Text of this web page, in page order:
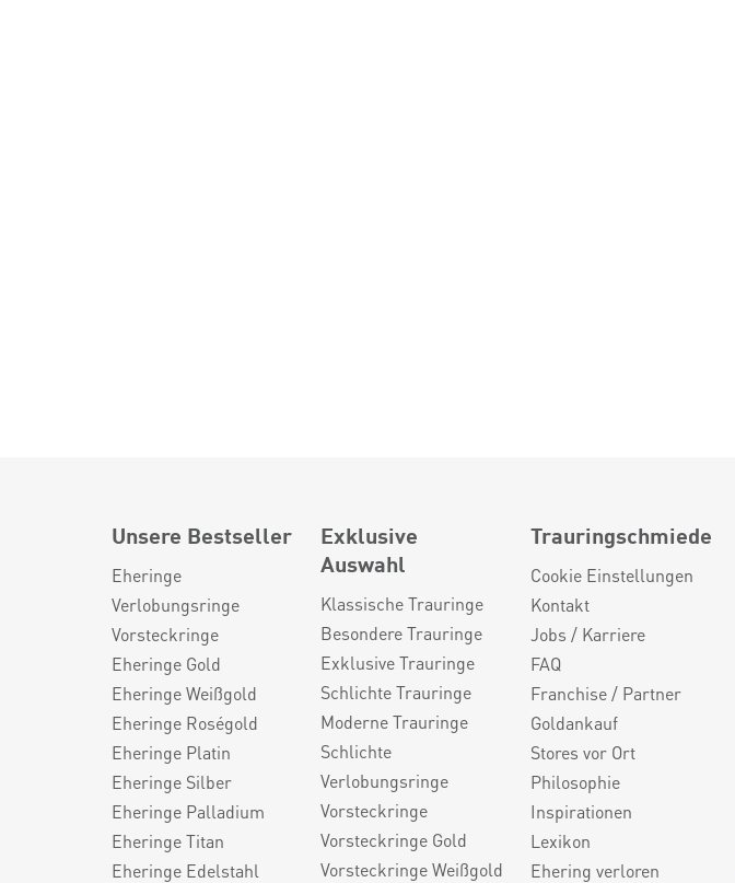
Unsere Bestseller
Eheringe
Verlobungsringe
Vorsteckringe
Eheringe Gold
Eheringe Weißgold
Eheringe Roségold
Eheringe Platin
Eheringe Silber
Eheringe Palladium
Eheringe Titan
Eheringe Edelstahl
Exklusive
Auswahl
Klassische Trauringe
Besondere Trauringe
Exklusive Trauringe
Schlichte Trauringe
Moderne Trauringe
Schlichte
Verlobungsringe
Vorsteckringe
Vorsteckringe Gold
Vorsteckringe Weißgold
Trauringschmiede
Cookie Einstellungen
Kontakt
Jobs / Karriere
FAQ
Franchise / Partner
Goldankauf
Stores vor Ort
Philosophie
Inspirationen
Lexikon
Ehering verloren